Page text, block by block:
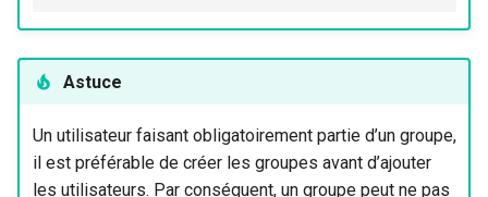
Astuce
Un utilisateur faisant obligatoirement partie d’un groupe,
il est préférable de créer les groupes avant d’ajouter
les utilisateurs. Par conséquent, un groupe peut ne pas